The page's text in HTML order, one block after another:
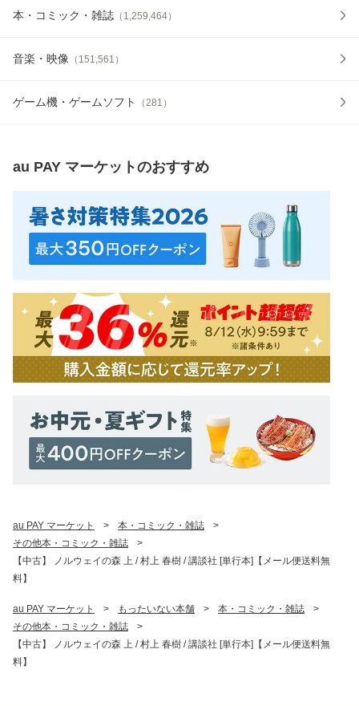
本・コミック・雑誌 （ 1,259,464）
音楽・映像 （ 151,561 ）
ゲーム機・ゲームソフト （281 ）
au PAY マーケットのおすすめ
au PAY マーケット > 本・コミック・雑誌
>
その他本・コミック・雑誌
>
【中古】 ノルウェイの森 上 / 村上 春樹 / 講談社 [単行本]【メール便送料無
料】
au PAY マーケット > もったいない本舗 > 本・コミック・雑誌
>
その他本・コミック・雑誌
>
【中古】 ノルウェイの森 上 / 村上 春樹 / 講談社 [単行本]【メール便送料無
料】